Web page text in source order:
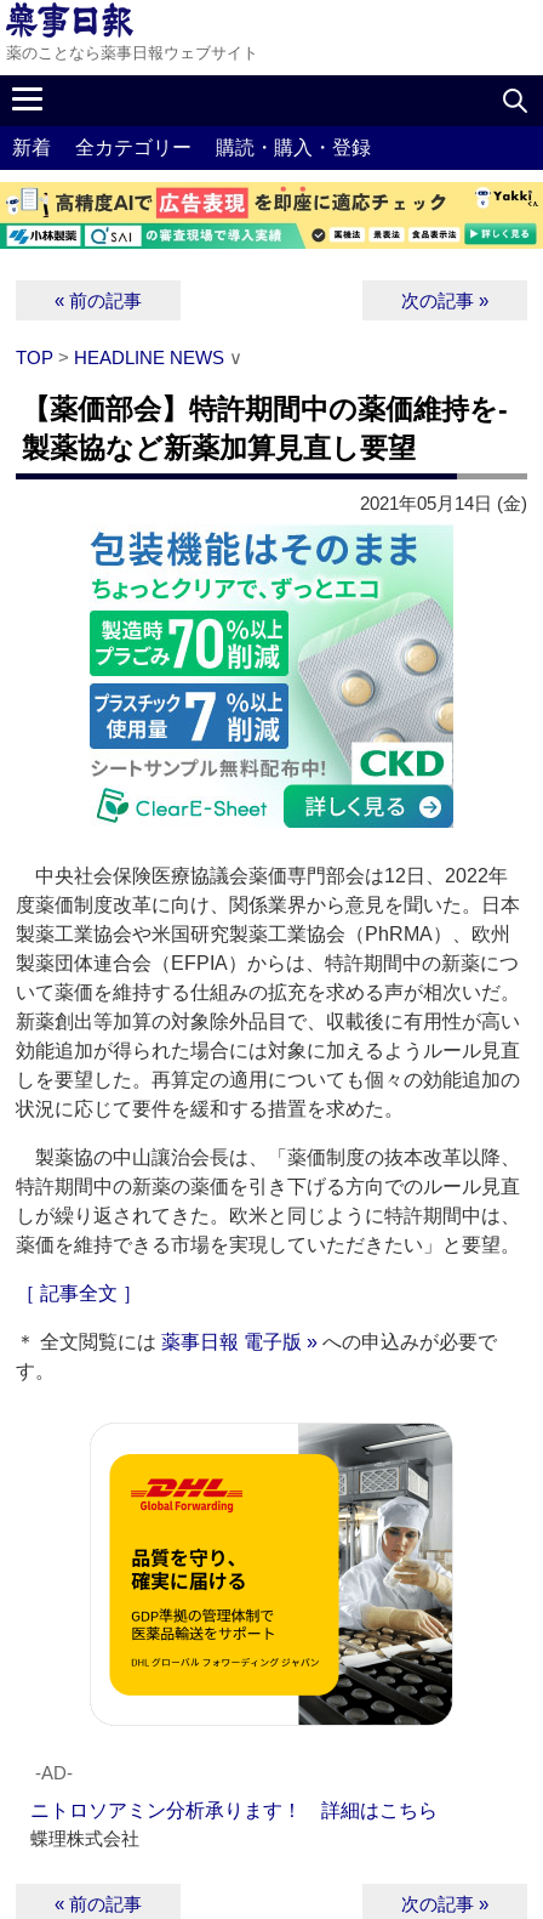
薬のことなら薬事日報ウェブサイト
新着 全カテゴリー 購読・購入・登録
« 前の記事 次の記事 »
TOP > HEADLINE NEWS ∨
【薬価部会】特許期間中の薬価維持を‐
製薬協など新薬加算見直し要望
2021年05月14日 (金)
中央社会保険医療協議会薬価専門部会は12日、2022年
度薬価制度改革に向け、関係業界から意見を聞いた。日本
製薬工業協会や米国研究製薬工業協会（PhRMA）、欧州
製薬団体連合会（EFPIA）からは、特許期間中の新薬につ
いて薬価を維持する仕組みの拡充を求める声が相次いだ。
新薬創出等加算の対象除外品目で、収載後に有用性が高い
効能追加が得られた場合には対象に加えるようルール見直
しを要望した。再算定の適用についても個々の効能追加の
状況に応じて要件を緩和する措置を求めた。
製薬協の中山讓治会長は、「薬価制度の抜本改革以降、
特許期間中の新薬の薬価を引き下げる方向でのルール見直
しが繰り返されてきた。欧米と同じように特許期間中は、
薬価を維持できる市場を実現していただきたい」と要望。
［ 記事全文 ］
＊ 全文閲覧には薬事日報 電子版 » への申込みが必要で
す。
‐AD‐
ニトロソアミン分析承ります！ 詳細はこちら
蝶理株式会社
« 前の記事 次の記事 »